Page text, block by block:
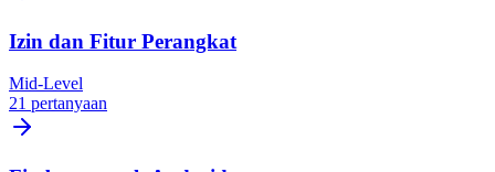
Izin dan Fitur Perangkat
Mid-Level
21 pertanyaan